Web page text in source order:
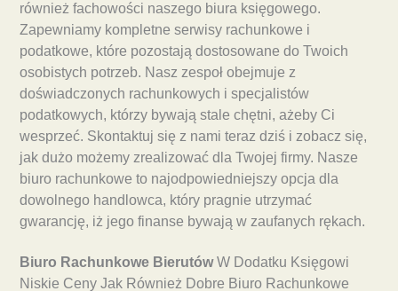
również fachowości naszego biura księgowego.
Zapewniamy kompletne serwisy rachunkowe i
podatkowe, które pozostają dostosowane do Twoich
osobistych potrzeb. Nasz zespoł obejmuje z
doświadczonych rachunkowych i specjalistów
podatkowych, którzy bywają stale chętni, ażeby Ci
wesprzeć. Skontaktuj się z nami teraz dziś i zobacz się,
jak dużo możemy zrealizować dla Twojej firmy. Nasze
biuro rachunkowe to najodpowiedniejszy opcja dla
dowolnego handlowca, który pragnie utrzymać
gwarancję, iż jego finanse bywają w zaufanych rękach.
Biuro Rachunkowe BierutówW Dodatku Księgowi
Niskie Ceny Jak Również Dobre Biuro Rachunkowe